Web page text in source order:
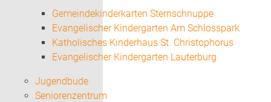
Gemeindekinderkarten Sternschnuppe
Evangelischer Kindergarten Am Schlosspark
Katholisches Kinderhaus St. Christophorus
Evangelischer Kindergarten Lauterburg
Jugendbude
Seniorenzentrum